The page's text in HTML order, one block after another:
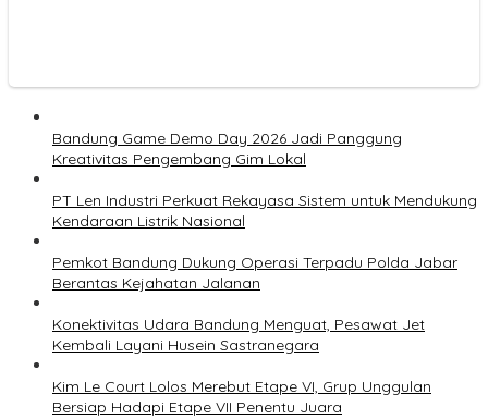
Bandung Game Demo Day 2026 Jadi Panggung
Kreativitas Pengembang Gim Lokal
PT Len Industri Perkuat Rekayasa Sistem untuk Mendukung
Kendaraan Listrik Nasional
Pemkot Bandung Dukung Operasi Terpadu Polda Jabar
Berantas Kejahatan Jalanan
Konektivitas Udara Bandung Menguat, Pesawat Jet
Kembali Layani Husein Sastranegara
Kim Le Court Lolos Merebut Etape VI, Grup Unggulan
Bersiap Hadapi Etape VII Penentu Juara